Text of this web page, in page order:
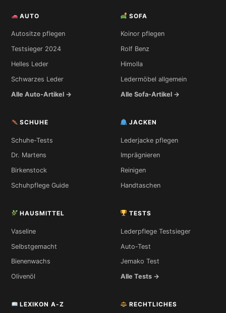
AUTO
Autositze pflegen
Testsieger 2024
Helles Leder
Schwarzes Leder
Alle Auto-Artikel →
SOFA
Koinor pflegen
Rolf Benz
Himolla
Ledermöbel allgemein
Alle Sofa-Artikel →
SCHUHE
Schuhe-Tests
Dr. Martens
Birkenstock
Schuhpflege Guide
JACKEN
Lederjacke pflegen
Imprägnieren
Reinigen
Handtaschen
HAUSMITTEL
Vaseline
Selbstgemacht
Bienenwachs
Olivenöl
TESTS
Lederpflege Testsieger
Auto-Test
Jemako Test
Alle Tests →
LEXIKON A-Z RECHTLICHES